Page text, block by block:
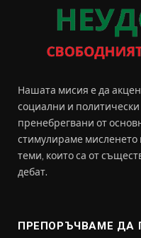
Нашата мисия е да
социални и
пренебрегвани от
стимулираме мисленето
теми, които са от
дебат.
ПРЕПОРЪЧВАМЕ ДА